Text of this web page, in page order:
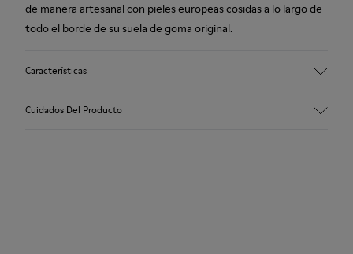
de manera artesanal con pieles europeas cosidas a lo largo de
todo el borde de su suela de goma original.
Características
Cuidados Del Producto